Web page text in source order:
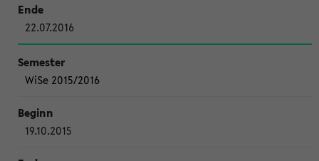
22.07.2016
WiSe 2015/2016
19.10.2015